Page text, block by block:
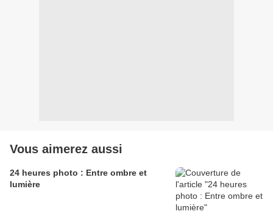
Vous aimerez aussi
24 heures photo : Entre ombre et
lumière